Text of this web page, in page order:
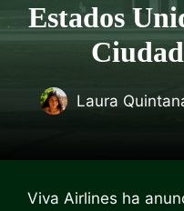
Estados
Laura
Viva Airlines ha